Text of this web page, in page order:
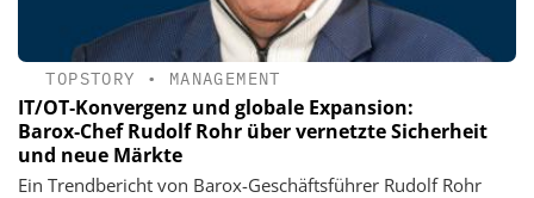
TOPSTORY • MANAGEMENT
IT/OT‑Konvergenz und globale Expansion:
Barox‑Chef Rudolf Rohr über vernetzte Sicherheit
und neue Märkte
Ein Trendbericht von Barox-Geschäftsführer Rudolf Rohr